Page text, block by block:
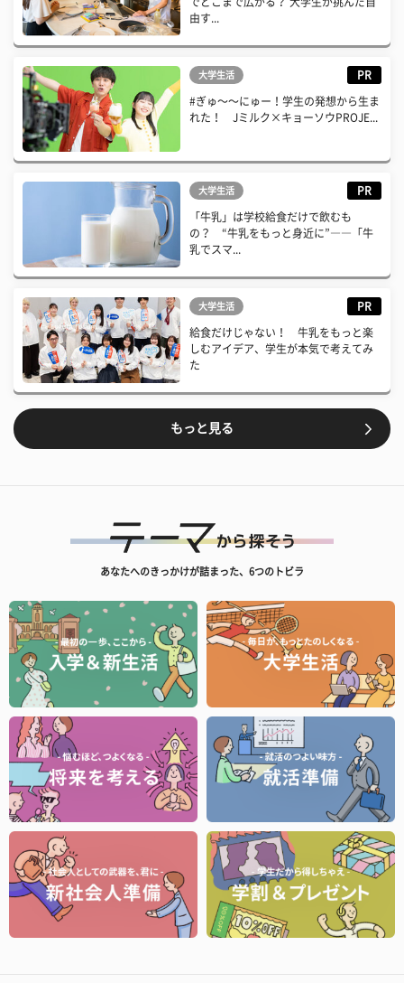
由す...
大学生活 PR
#ぎゅ〜〜にゅー！学生の発想から生ま
れた！ Jミルク×キョーソウPROJE...
大学生活 PR
「牛乳」は学校給食だけで飲むも
の？ “牛乳をもっと身近に”――「牛
乳でスマ...
大学生活 PR
給食だけじゃない！ 牛乳をもっと楽
しむアイデア、学生が本気で考えてみ
た
もっと見る
あなたへのきっかけが詰まった、6つのトビラ